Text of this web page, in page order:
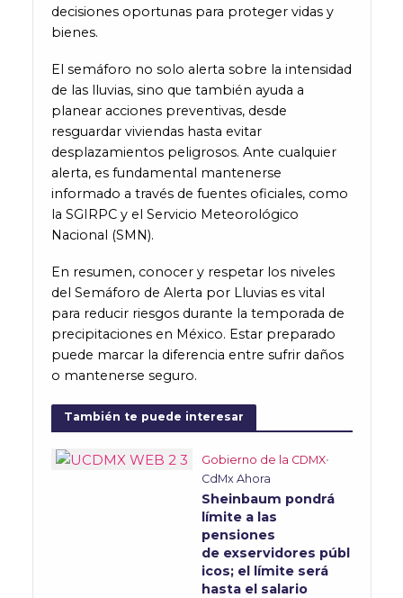
decisiones oportunas para proteger vidas y
bienes.
El semáforo no solo alerta sobre la intensidad
de las lluvias, sino que también ayuda a
planear acciones preventivas, desde
resguardar viviendas hasta evitar
desplazamientos peligrosos. Ante cualquier
alerta, es fundamental mantenerse
informado a través de fuentes oficiales, como
la SGIRPC y el Servicio Meteorológico
Nacional (SMN).
En resumen, conocer y respetar los niveles
del Semáforo de Alerta por Lluvias es vital
para reducir riesgos durante la temporada de
precipitaciones en México. Estar preparado
puede marcar la diferencia entre sufrir daños
o mantenerse seguro.
También te puede interesar
Gobierno de la CDMX•
CdMx Ahora
Sheinbaum pondrá
límite a las
pensiones
de exservidores públ
icos; el límite será
hasta el salario